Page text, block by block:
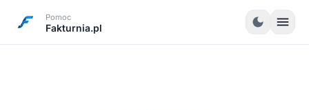
Pomoc
Fakturnia.pl dark_mode menu